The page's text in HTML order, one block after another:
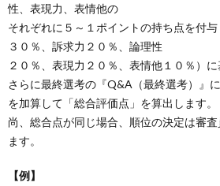
性、表現力、表情他の
それぞれに５～１ポイントの持ち点を付
３０％、訴求力２０％、論理性
２０％、表現力２０％、表情他１０％）に
さらに最終選考の『Q&A（最終選考）』
を加算して「総合評価点」を算出します。
尚、総合点が同じ場合、順位の決定は審
ます。
【例】